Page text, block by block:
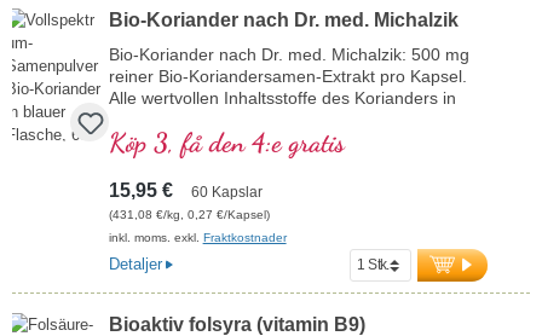
Mehr Informationen zu Bio
Gerstengraspulver
Bio-Koriander nach Dr. med. Michalzik
Bio-Koriander nach Dr. med. Michalzik: 500 mg
reiner Bio-Koriandersamen-Extrakt pro Kapsel.
Alle wertvollen Inhaltsstoffe des Korianders in
aluminiumfreier Versiegelung.
mehr Informationen zu Bio-Koriander
Samenpulver Kapseln
Köp 3, få den 4:e gratis
15,95 € 60 Kapslar
(431,08 €/kg, 0,27 €/Kapsel)
inkl. moms. exkl. Fraktkostnader
Detaljer
Bioaktiv folsyra (vitamin B9)